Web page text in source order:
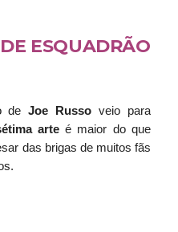
ESQUADRÃO
deJoe Russo veio para
arteé maior do que
das brigas de muitos fãs